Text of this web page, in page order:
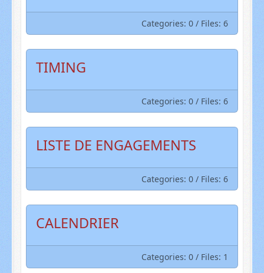
Categories: 0 / Files: 6
TIMING
Categories: 0 / Files: 6
LISTE DE ENGAGEMENTS
Categories: 0 / Files: 6
CALENDRIER
Categories: 0 / Files: 1